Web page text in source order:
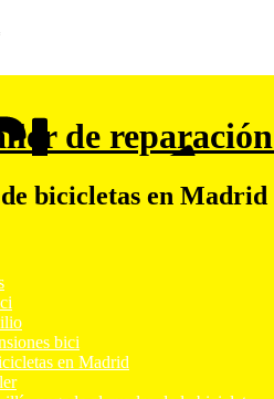
de
bicicletas en Madrid
bici
en Madrid